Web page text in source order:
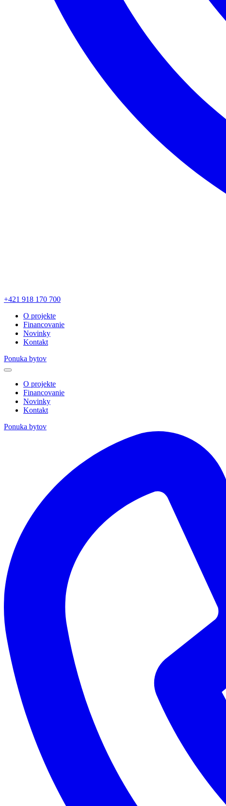
+421 918 170 700
O projekte
Financovanie
Novinky
Kontakt
Ponuka bytov
O projekte
Financovanie
Novinky
Kontakt
Ponuka bytov